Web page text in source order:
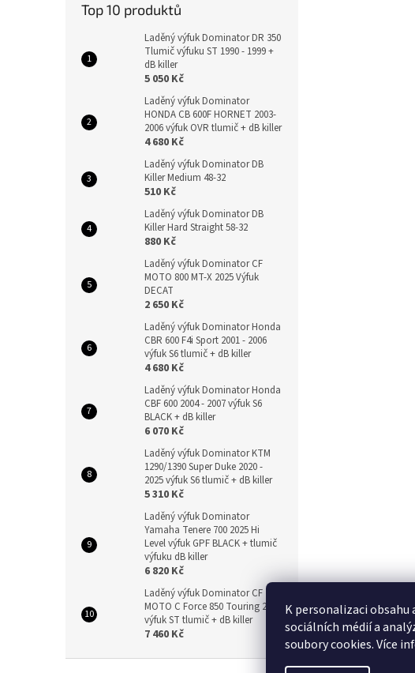
K personalizaci
sociálních médií a
soubory cookies. Více
Top 10 produktů
Laděný výfuk Dominator DR 350
Tlumič výfuku ST 1990 - 1999 +
dB killer
5 050 Kč
Laděný výfuk Dominator
HONDA CB 600F HORNET 2003-
2006 výfuk OVR tlumič + dB killer
4 680 Kč
Laděný výfuk Dominator DB
Killer Medium 48-32
510 Kč
Laděný výfuk Dominator DB
Killer Hard Straight 58-32
880 Kč
Laděný výfuk Dominator CF
MOTO 800 MT-X 2025 Výfuk
DECAT
2 650 Kč
Laděný výfuk Dominator Honda
CBR 600 F4i Sport 2001 - 2006
výfuk S6 tlumič + dB killer
4 680 Kč
Laděný výfuk Dominator Honda
CBF 600 2004 - 2007 výfuk S6
BLACK + dB killer
6 070 Kč
Laděný výfuk Dominator KTM
1290/1390 Super Duke 2020 -
2025 výfuk S6 tlumič + dB killer
5 310 Kč
Laděný výfuk Dominator
Yamaha Tenere 700 2025 Hi
Level výfuk GPF BLACK + tlumič
výfuku dB killer
6 820 Kč
Laděný výfuk Dominator CF
MOTO C Force 850 Touring 2024
výfuk ST tlumič + dB killer
7 460 Kč